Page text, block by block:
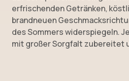
erfrischenden Getränken,
brandneuen
des Sommers widerspiegeln.
mit großer Sorgfalt zubereitet